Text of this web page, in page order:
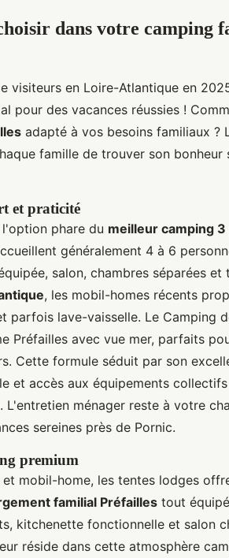
dans votre camping
visiteurs en Loire-Atlantique en
pour des vacances réussies !
adapté à vos besoins familiaux ?
famille de trouver son bonheur
et praticité
phare du meilleur camping
généralement 4 à 6
salon, chambres séparées et
, les mobil-homes récents
parfois lave-vaisselle. Le Camping
Préfailles avec vue mer, parfaits
Cette formule séduit par son
et accès aux équipements
. L'entretien ménager reste à votre
sereines près de Pornic.
premium
mobil-home, les tentes lodges
familial Préfailles tout
kitchenette fonctionnelle et salon
réside dans cette atmosphère